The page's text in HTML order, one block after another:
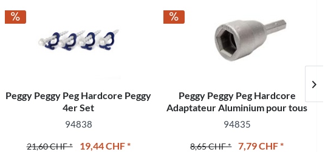
Peggy Peggy Peg Hardcore Peggy
4er Set
94838
21,60 CHF * 19,44 CHF *
Peggy Peggy Peg Hardcore
Adaptateur Aluminium pour tous
les piquets PP
94835
8,65 CHF * 7,79 CHF *